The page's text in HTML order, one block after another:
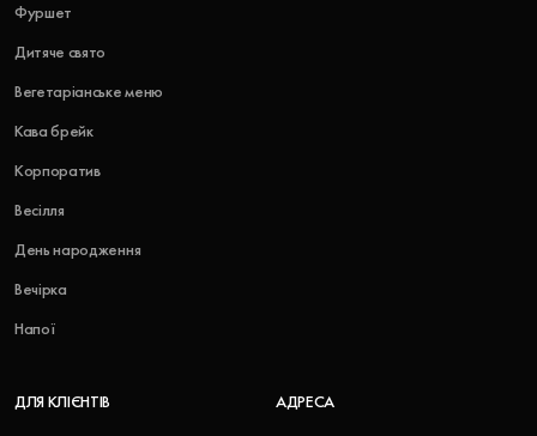
Фуршет
Дитяче свято
Вегетаріанське меню
Кава брейк
Корпоратив
Весілля
День народження
Вечірка
Напої
ДЛЯ КЛІЄНТІВ АДРЕСА